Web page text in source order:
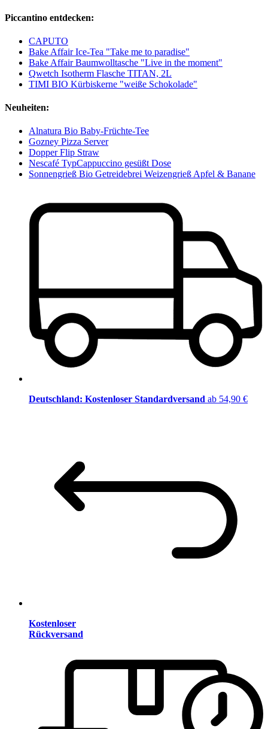
Piccantino entdecken:
CAPUTO
Bake Affair Ice-Tea "Take me to paradise"
Bake Affair Baumwolltasche "Live in the moment"
Qwetch Isotherm Flasche TITAN, 2L
TIMI BIO Kürbiskerne "weiße Schokolade"
Neuheiten:
Alnatura Bio Baby-Früchte-Tee
Gozney Pizza Server
Dopper Flip Straw
Nescafé TypCappuccino gesüßt Dose
Sonnengrieß Bio Getreidebrei Weizengrieß Apfel & Banane
Deutschland: Kostenloser Standardversand ab 54,90 €
Kostenloser
Rückversand